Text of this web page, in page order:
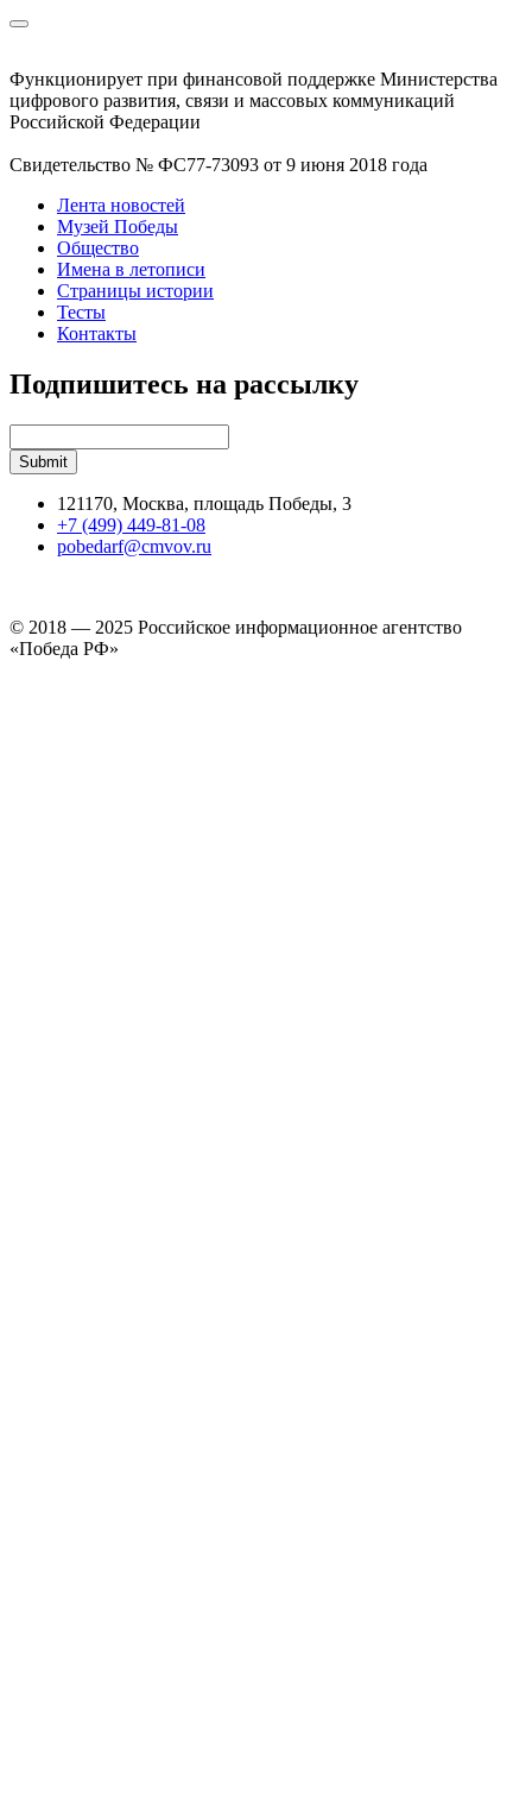
Функционирует при финансовой поддержке Министерства
цифрового развития, связи и массовых коммуникаций
Российской Федерации
Свидетельство № ФС77-73093 от 9 июня 2018 года
Лента новостей
Музей Победы
Общество
Имена в летописи
Страницы истории
Тесты
Контакты
Подпишитесь на рассылку
121170, Москва, площадь Победы, 3
+7 (499) 449-81-08
pobedarf@cmvov.ru
© 2018 — 2025 Российское информационное агентство
«Победа РФ»